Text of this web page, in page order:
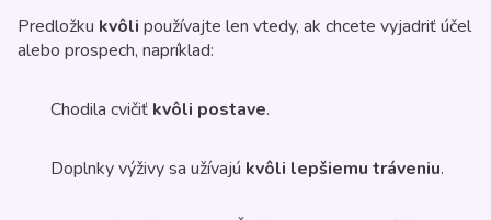
Predložku kvôli používajte len vtedy, ak chcete vyjadriť účel
alebo prospech, napríklad:
Chodila cvičiť kvôli postave.
Doplnky výživy sa užívajú kvôli lepšiemu tráveniu.